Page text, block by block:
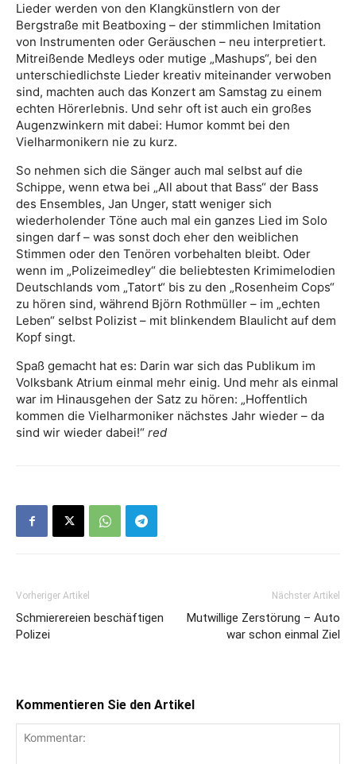
Lieder werden von den Klangkünstlern von der
Bergstraße mit Beatboxing – der stimmlichen Imitation
von Instrumenten oder Geräuschen – neu interpretiert.
Mitreißende Medleys oder mutige „Mashups“, bei den
unterschiedlichste Lieder kreativ miteinander verwoben
sind, machten auch das Konzert am Samstag zu einem
echten Hörerlebnis. Und sehr oft ist auch ein großes
Augenzwinkern mit dabei: Humor kommt bei den
Vielharmonikern nie zu kurz.
So nehmen sich die Sänger auch mal selbst auf die
Schippe, wenn etwa bei „All about that Bass“ der Bass
des Ensembles, Jan Unger, statt weniger sich
wiederholender Töne auch mal ein ganzes Lied im Solo
singen darf – was sonst doch eher den weiblichen
Stimmen oder den Tenören vorbehalten bleibt. Oder
wenn im „Polizeimedley“ die beliebtesten Krimimelodien
Deutschlands vom „Tatort“ bis zu den „Rosenheim Cops“
zu hören sind, während Björn Rothmüller – im „echten
Leben“ selbst Polizist – mit blinkendem Blaulicht auf dem
Kopf singt.
Spaß gemacht hat es: Darin war sich das Publikum im
Volksbank Atrium einmal mehr einig. Und mehr als einmal
war im Hinausgehen der Satz zu hören: „Hoffentlich
kommen die Vielharmoniker nächstes Jahr wieder – da
sind wir wieder dabei!“ red
Vorheriger Artikel
Schmierereien beschäftigen
Polizei
Nächster Artikel
Mutwillige Zerstörung – Auto
war schon einmal Ziel
Kommentieren Sie den Artikel